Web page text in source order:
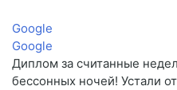
Google
Google
Диплом за считанные
бессонных ночей! Устали